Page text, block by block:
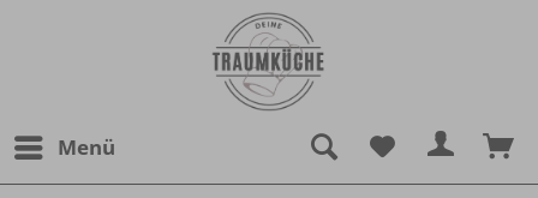
Menü